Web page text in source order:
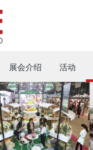
展会介绍 活动